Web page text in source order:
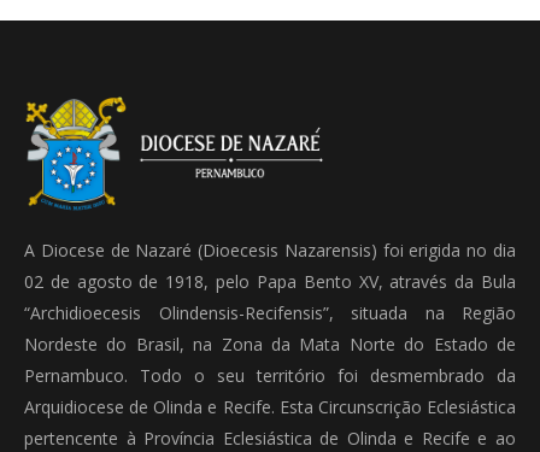
A Diocese de Nazaré (Dioecesis Nazarensis) foi erigida no dia
02 de agosto de 1918, pelo Papa Bento XV, através da Bula
“Archidioecesis Olindensis-Recifensis”, situada na Região
Nordeste do Brasil, na Zona da Mata Norte do Estado de
Pernambuco. Todo o seu território foi desmembrado da
Arquidiocese de Olinda e Recife. Esta Circunscrição Eclesiástica
pertencente à Província Eclesiástica de Olinda e Recife e ao